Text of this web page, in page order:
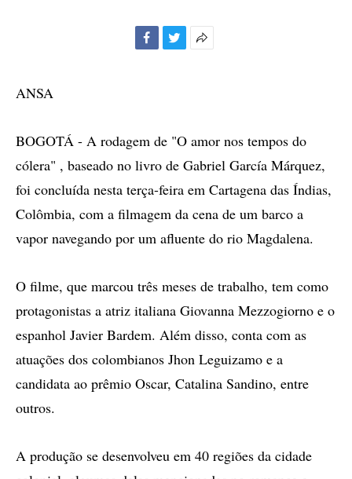
ANSA
BOGOTÁ - A rodagem de "O amor nos tempos do
cólera" , baseado no livro de Gabriel García Márquez,
foi concluída nesta terça-feira em Cartagena das Índias,
Colômbia, com a filmagem da cena de um barco a
vapor navegando por um afluente do rio Magdalena.
O filme, que marcou três meses de trabalho, tem como
protagonistas a atriz italiana Giovanna Mezzogiorno e o
espanhol Javier Bardem. Além disso, conta com as
atuações dos colombianos Jhon Leguizamo e a
candidata ao prêmio Oscar, Catalina Sandino, entre
outros.
A produção se desenvolveu em 40 regiões da cidade